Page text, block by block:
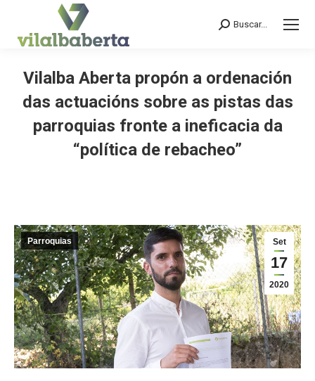
Search:
Buscar...
Vilalba Aberta propón a ordenación
das actuacións sobre as pistas das
parroquias fronte a ineficacia da
“política de rebacheo”
Set
17
2020
Parroquias